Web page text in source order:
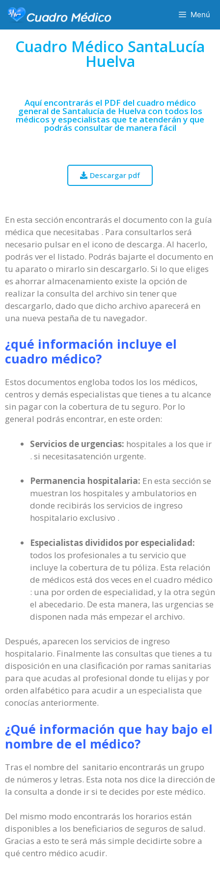
Menú
Cuadro Médico SantaLucía
Huelva
Aquí encontrarás el PDF del cuadro médico
general de Santalucía de Huelva con todos los
médicos y especialistas que te atenderán y que
podrás consultar de manera fácil
Descargar pdf
En esta sección encontrarás el documento con la guía
médica que necesitabas . Para consultarlos será
necesario pulsar en el icono de descarga. Al hacerlo,
podrás ver el listado. Podrás bajarte el documento en
tu aparato o mirarlo sin descargarlo. Si lo que eliges
es ahorrar almacenamiento existe la opción de
realizar la consulta del archivo sin tener que
descargarlo, dado que dicho archivo aparecerá en
una nueva pestaña de tu navegador.
¿qué información incluye el
cuadro médico?
Estos documentos engloba todos los los médicos,
centros y demás especialistas que tienes a tu alcance
sin pagar con la cobertura de tu seguro. Por lo
general podrás encontrar, en este orden:
Servicios de urgencias: hospitales a los que ir
. si necesitasatención urgente.
Permanencia hospitalaria: En esta sección se
muestran los hospitales y ambulatorios en
donde recibirás los servicios de ingreso
hospitalario exclusivo .
Especialistas divididos por especialidad:
todos los profesionales a tu servicio que
incluye la cobertura de tu póliza. Esta relación
de médicos está dos veces en el cuadro médico
: una por orden de especialidad, y la otra según
el abecedario. De esta manera, las urgencias se
disponen nada más empezar el archivo.
Después, aparecen los servicios de ingreso
hospitalario. Finalmente las consultas que tienes a tu
disposición en una clasificación por ramas sanitarias
para que acudas al profesional donde tu elijas y por
orden alfabético para acudir a un especialista que
conocías anteriormente.
¿Qué información que hay bajo el
nombre de el médico?
Tras el nombre del sanitario encontrarás un grupo
de números y letras. Esta nota nos dice la dirección de
la consulta a donde ir si te decides por este médico.
Del mismo modo encontrarás los horarios están
disponibles a los beneficiarios de seguros de salud.
Gracias a esto te será más simple decidirte sobre a
qué centro médico acudir.